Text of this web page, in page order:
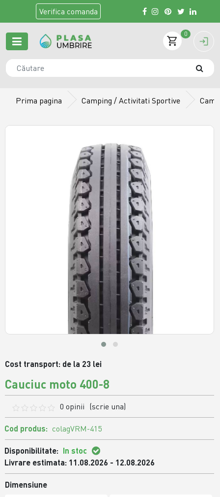
Verifica comanda
0
Prima pagina Camping / Activitati Sportive
Cost transport: de la 23 lei
Cauciuc moto 400-8
0 opinii (scrie una)
Cod produs: colagVRM-415
Disponibilitate: In stoc
Livrare estimata: 11.08.2026 - 12.08.2026
Dimensiune